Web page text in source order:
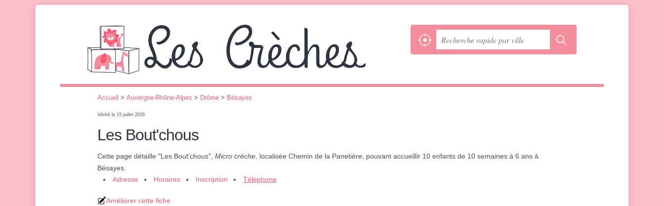
Accueil > Auvergne-Rhône-Alpes > Drôme > Bésayes
Vérifié le 15 juillet 2026
Les Bout'chous
Cette page détaille "Les Bout'chous", Micro crèche , localisée Chemin de la Panetière, pouvant accueillir 10 enfants de 10 semaines à 6 ans à
Bésayes.
Adresse
Horaires Inscription Téléphone
Améliorer cette fiche